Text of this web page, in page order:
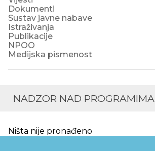
Dokumenti
Sustav javne nabave
Istraživanja
Publikacije
NPOO
Medijska pismenost
NADZOR NAD PROGRAMIMA
Ništa nije pronađeno